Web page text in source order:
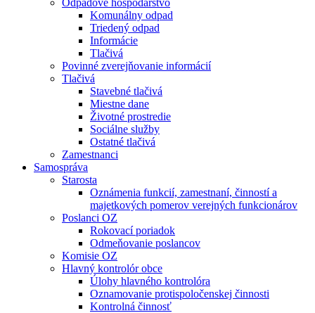
Odpadové hospodárstvo
Komunálny odpad
Triedený odpad
Informácie
Tlačivá
Povinné zverejňovanie informácií
Tlačivá
Stavebné tlačivá
Miestne dane
Životné prostredie
Sociálne služby
Ostatné tlačivá
Zamestnanci
Samospráva
Starosta
Oznámenia funkcií, zamestnaní, činností a
majetkových pomerov verejných funkcionárov
Poslanci OZ
Rokovací poriadok
Odmeňovanie poslancov
Komisie OZ
Hlavný kontrolór obce
Úlohy hlavného kontrolóra
Oznamovanie protispoločenskej činnosti
Kontrolná činnosť